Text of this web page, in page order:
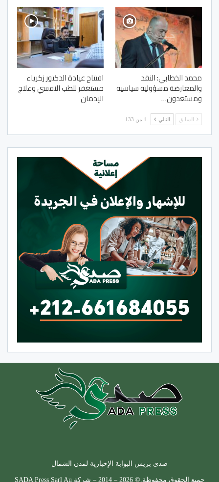
محمد الخطابي: النقد
والمعارضة مسؤولية سياسية
ومستعدون…
افتتاح عيادة الدكتور زكرياء
مستغفر للطب النفسي وعلاج
الإدمان
السابق التالي 1 من 133
صدى بريس البوابة الإخبارية لمدن الشمال
جميع الحقوق محفوظة.© 2026 – 2014 – شركة SADA Press Sarl Au